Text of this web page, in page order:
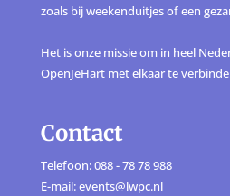
zoals bij weekenduitjes of een
Het is onze missie om in heel
OpenJeHart met elkaar te
Contact
Telefoon: 088 - 78 78 988
E-mail: events@lwpc.nl